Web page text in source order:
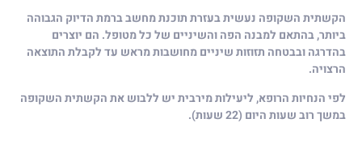
הקשתית השקופה נעשית בעזרת תוכנת מחשב ברמת הדיוק הגבוהה
ביותר, בהתאם למבנה הפה והשיניים של כל מטופל. הם יוצרים
בהדרגה ובבטחה תזוזות שיניים מחושבות מראש עד לקבלת התוצאה
הרצויה.
לפי הנחיות הרופא, ליעילות מירבית יש ללבוש את הקשתית השקופה
במשך רוב שעות היום (22 שעות).